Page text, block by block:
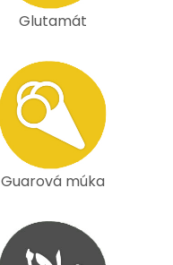
Glutamát
Guarová múka